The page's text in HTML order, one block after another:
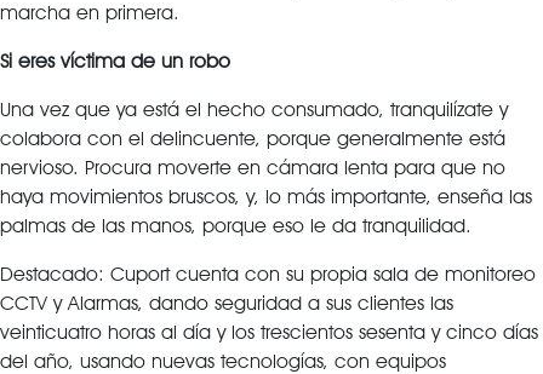
marcha en primera.
Si eres víctima de un robo
Una vez que ya está el hecho consumado, tranquilízate y
colabora con el delincuente, porque generalmente está
nervioso. Procura moverte en cámara lenta para que no
haya movimientos bruscos, y, lo más importante, enseña las
palmas de las manos, porque eso le da tranquilidad.
Destacado: Cuport cuenta con su propia sala de monitoreo
CCTV y Alarmas, dando seguridad a sus clientes las
veinticuatro horas al día y los trescientos sesenta y cinco días
del año, usando nuevas tecnologías, con equipos